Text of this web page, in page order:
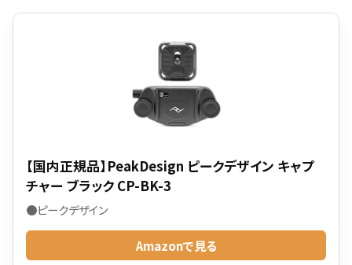
【国内正規品】PeakDesign ピークデザイン キャプ
チャー ブラック CP-BK-3
●ピークデザイン
Amazonで見る